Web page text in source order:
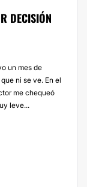
DECISIÓN
un mes de
ni se ve. En el
me chequeó
leve...